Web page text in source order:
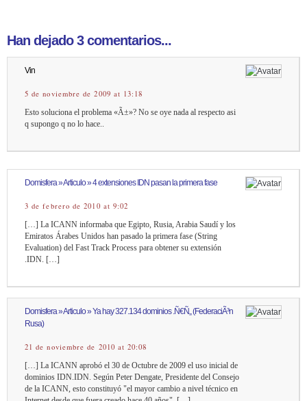
Han dejado 3 comentarios...
Vin
5 de noviembre de 2009 at 13:18
Esto soluciona el problema «Ã±»? No se oye nada al respecto asi
q supongo q no lo hace..
Domisfera » Articulo » 4 extensiones IDN pasan la primera fase
3 de febrero de 2010 at 9:02
[…] La ICANN informaba que Egipto, Rusia, Arabia Saudí y los
Emiratos Árabes Unidos han pasado la primera fase (String
Evaluation) del Fast Track Process para obtener su extensión
.IDN. […]
Domisfera » Articulo » Ya hay 327.134 dominios .Ñ€Ñ„ (FederaciÃ³n
Rusa)
21 de noviembre de 2010 at 20:08
[…] La ICANN aprobó el 30 de Octubre de 2009 el uso inicial de
dominios IDN.IDN. Según Peter Dengate, Presidente del Consejo
de la ICANN, esto constituyó "el mayor cambio a nivel técnico en